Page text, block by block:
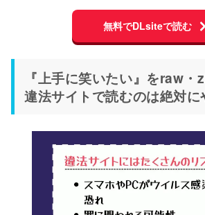
無料でDLsiteで読む
『上手に笑いたい』をraw
違法サイトで読むのは絶対に